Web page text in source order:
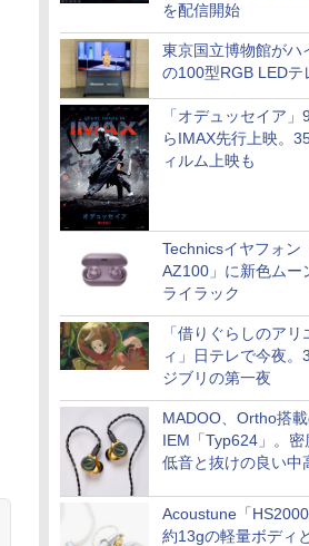
を配信開始
東京国立博物館がハ
の100型RGB LEDテ
「オデュッセイア
らIMAX先行上映。
ィルム上映も
Technicsイヤフォン
AZ100」に新色ムー
ライラック
「借りぐらしのアリ
ィ」日テレで今夜。
ジブリの第一夜
MADOO、Ortho搭
IEM「Typ624」。密
低音と抜けの良い中
Acoustune「
約13gの軽量ボディ